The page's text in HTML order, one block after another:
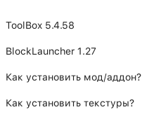
ToolBox 5.4.58
BlockLauncher 1.27
Как установить мод/аддон?
Как установить текстуры?